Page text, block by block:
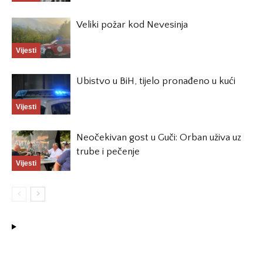
Vijesti
Veliki požar kod Nevesinja
Vijesti
Ubistvo u BiH, tijelo pronađeno u kući
Vijesti
Neočekivan gost u Guči: Orban uživa uz
trube i pečenje